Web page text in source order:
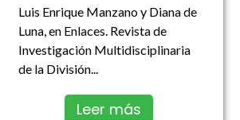
Luis Enrique Manzano y Diana de
Luna, en Enlaces. Revista de
Investigación Multidisciplinaria
de la División...
Leer más